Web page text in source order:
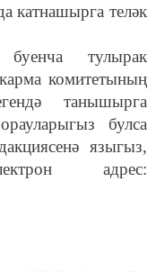
катнашырга теләк
тулырак
комитетының
танышырга
булса
языгыз,
адрес: